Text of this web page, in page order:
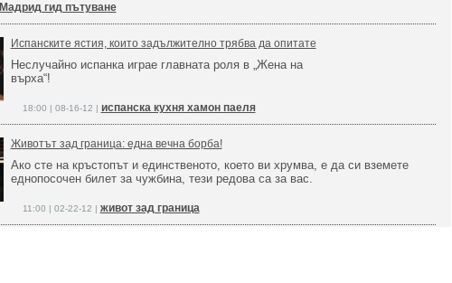
Мадрид гид пътуване
Испанските ястия, които задължително трябва да опитате
Неслучайно испанка играе главната роля в „Жена на
върха“!
18:00 | 08-16-12 | испанска кухня хамон паеля
Животът зад граница: една вечна борба!
Ако сте на кръстопът и единственото, което ви хрумва, е да си вземете
еднопосочен билет за чужбина, тези редова са за вас.
11:00 | 02-22-12 | живот зад граница